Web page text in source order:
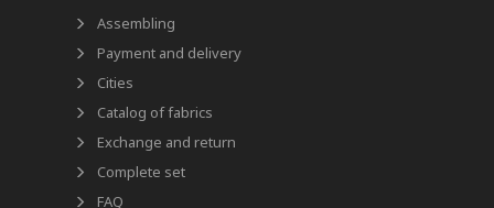
Assembling
Payment and delivery
Cities
Catalog of fabrics
Exchange and return
Complete set
FAQ